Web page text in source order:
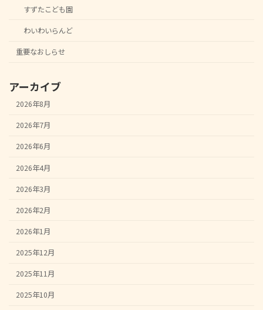
すずたこども園
わいわいらんど
重要なおしらせ
アーカイブ
2026年8月
2026年7月
2026年6月
2026年4月
2026年3月
2026年2月
2026年1月
2025年12月
2025年11月
2025年10月